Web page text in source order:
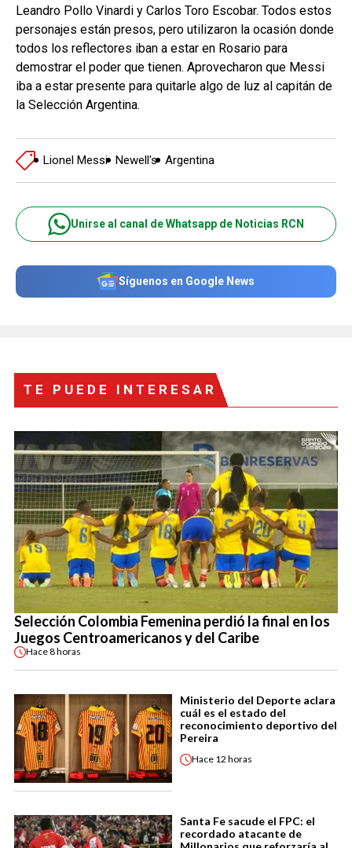
Leandro Pollo Vinardi y Carlos Toro Escobar. Todos estos
personajes están presos, pero utilizaron la ocasión donde
todos los reflectores iban a estar en Rosario para
demostrar el poder que tienen. Aprovecharon que Messi
iba a estar presente para quitarle algo de luz al capitán de
la Selección Argentina.
Lionel Messi Newell's Argentina
Unirse al canal de Whatsapp de Noticias RCN
Síguenos en Google News
TE PUEDE INTERESAR
Selección Colombia Femenina perdió la final en los
Juegos Centroamericanos y del Caribe
Hace8 horas
Ministerio del Deporte aclara
cuál es el estado del
reconocimiento deportivo del
Pereira
Hace 12 horas
Santa Fe sacude el FPC: el
recordado atacante de